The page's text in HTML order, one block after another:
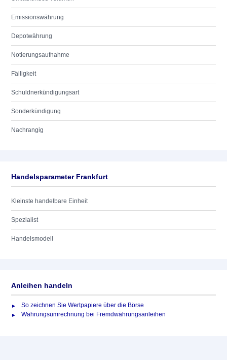
Emissionswährung
Depotwährung
Notierungsaufnahme
Fälligkeit
Schuldnerkündigungsart
Sonderkündigung
Nachrangig
Handelsparameter Frankfurt
Kleinste handelbare Einheit
Spezialist
Handelsmodell
Anleihen handeln
So zeichnen Sie Wertpapiere über die Börse
Währungsumrechnung bei Fremdwährungsanleihen